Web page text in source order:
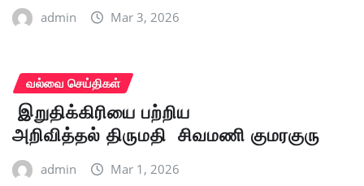
admin Mar 3, 2026
வல்வை செய்திகள்
இறுதிக்கிரியை பற்றிய
அறிவித்தல் திருமதி சிவமணி குமரகுரு
admin Mar 1, 2026